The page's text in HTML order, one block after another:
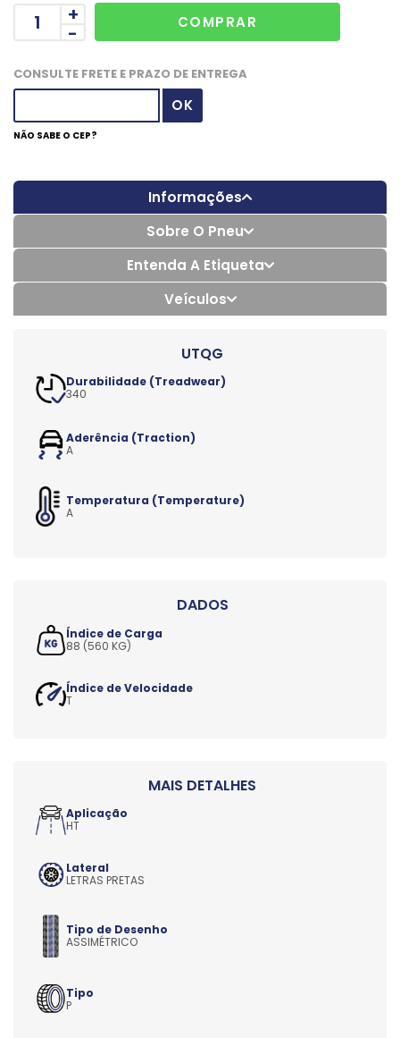
+
-
CONSULTE FRETE E PRAZO DE ENTREGA
NÃO SABE O CEP?
Informações
Sobre O Pneu
Entenda A Etiqueta
Veículos
Durabilidade (Treadwear)
340
Aderência (Traction)
A
Temperatura (Temperature)
A
Índice de Carga
88 (560 KG)
Índice de Velocidade
T
Aplicação
HT
Lateral
LETRAS PRETAS
Tipo de Desenho
ASSIMÉTRICO
Tipo
P